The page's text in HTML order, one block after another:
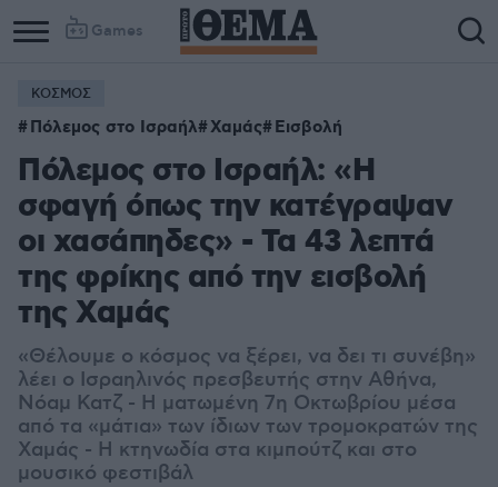
Games
ΚΟΣΜΟΣ
Πόλεμος στο Ισραήλ Χαμάς Εισβολή
Πόλεμος στο Ισραήλ: «Η
σφαγή όπως την κατέγραψαν
οι χασάπηδες» - Τα 43 λεπτά
της φρίκης από την εισβολή
της Χαμάς
«Θέλουμε ο κόσμος να ξέρει, να δει τι συνέβη»
λέει ο Ισραηλινός πρεσβευτής στην Αθήνα,
Νόαμ Κατζ - Η ματωμένη 7η Οκτωβρίου μέσα
από τα «μάτια» των ίδιων των τρομοκρατών της
Χαμάς - Η κτηνωδία στα κιμπούτζ και στο
μουσικό φεστιβάλ